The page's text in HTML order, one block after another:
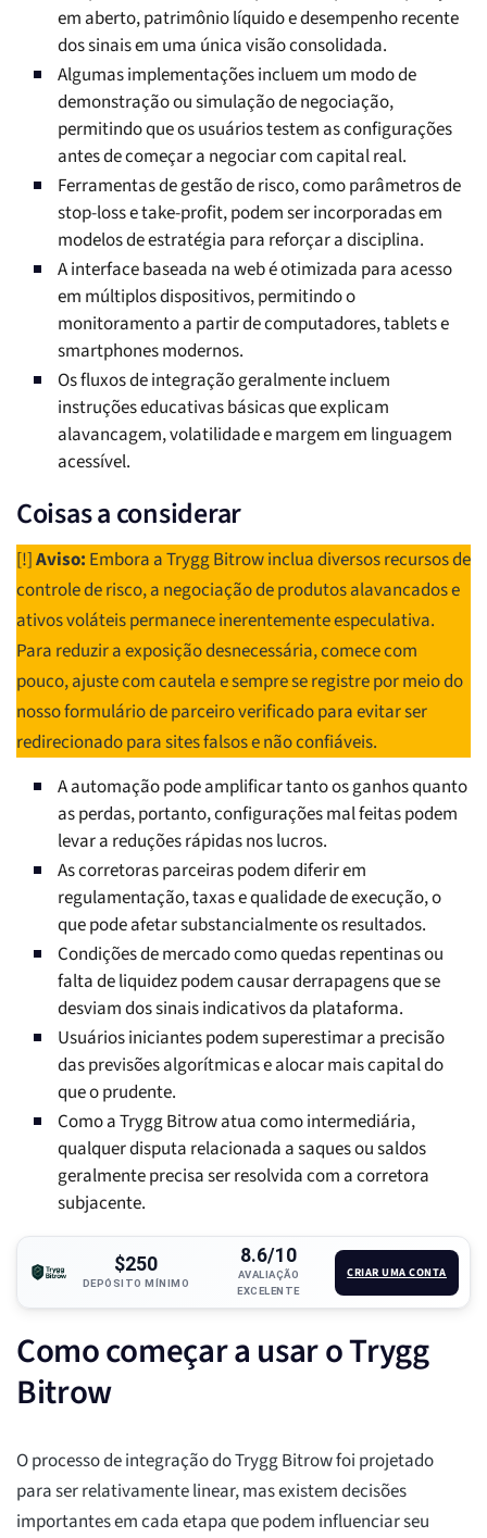
em aberto, patrimônio líquido e desempenho recente
dos sinais em uma única visão consolidada.
Algumas implementações incluem um modo de
demonstração ou simulação de negociação,
permitindo que os usuários testem as configurações
antes de começar a negociar com capital real.
Ferramentas de gestão de risco, como parâmetros de
stop-loss e take-profit, podem ser incorporadas em
modelos de estratégia para reforçar a disciplina.
A interface baseada na web é otimizada para acesso
em múltiplos dispositivos, permitindo o
monitoramento a partir de computadores, tablets e
smartphones modernos.
Os fluxos de integração geralmente incluem
instruções educativas básicas que explicam
alavancagem, volatilidade e margem em linguagem
acessível.
Coisas a considerar
[!]Aviso: Embora a Trygg Bitrow inclua diversos recursos de
controle de risco, a negociação de produtos alavancados e
ativos voláteis permanece inerentemente especulativa.
Para reduzir a exposição desnecessária, comece com
pouco, ajuste com cautela e sempre se registre por meio do
nosso formulário de parceiro verificado para evitar ser
redirecionado para sites falsos e não confiáveis.
A automação pode amplificar tanto os ganhos quanto
as perdas, portanto, configurações mal feitas podem
levar a reduções rápidas nos lucros.
As corretoras parceiras podem diferir em
regulamentação, taxas e qualidade de execução, o
que pode afetar substancialmente os resultados.
Condições de mercado como quedas repentinas ou
falta de liquidez podem causar derrapagens que se
desviam dos sinais indicativos da plataforma.
Usuários iniciantes podem superestimar a precisão
das previsões algorítmicas e alocar mais capital do
que o prudente.
Como a Trygg Bitrow atua como intermediária,
qualquer disputa relacionada a saques ou saldos
geralmente precisa ser resolvida com a corretora
subjacente.
$250
DEPÓSITO MÍNIMO
8.6/10
AVALIAÇÃO
EXCELENTE
CRIAR UMA CONTA
Como começar a usar o Trygg
Bitrow
O processo de integração do Trygg Bitrow foi projetado
para ser relativamente linear, mas existem decisões
importantes em cada etapa que podem influenciar seu